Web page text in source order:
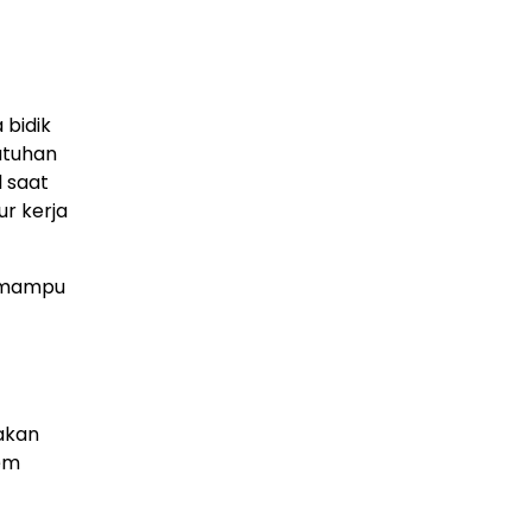
bidik
saat
kerja